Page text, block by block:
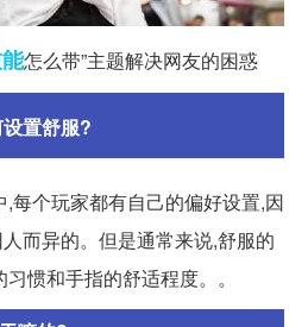
怎么带”主题解决网友的困惑
置舒服?
每个玩家都有自己的偏好设置,因
而异的。但是通常来说,舒服的
惯和手指的舒适程度。。